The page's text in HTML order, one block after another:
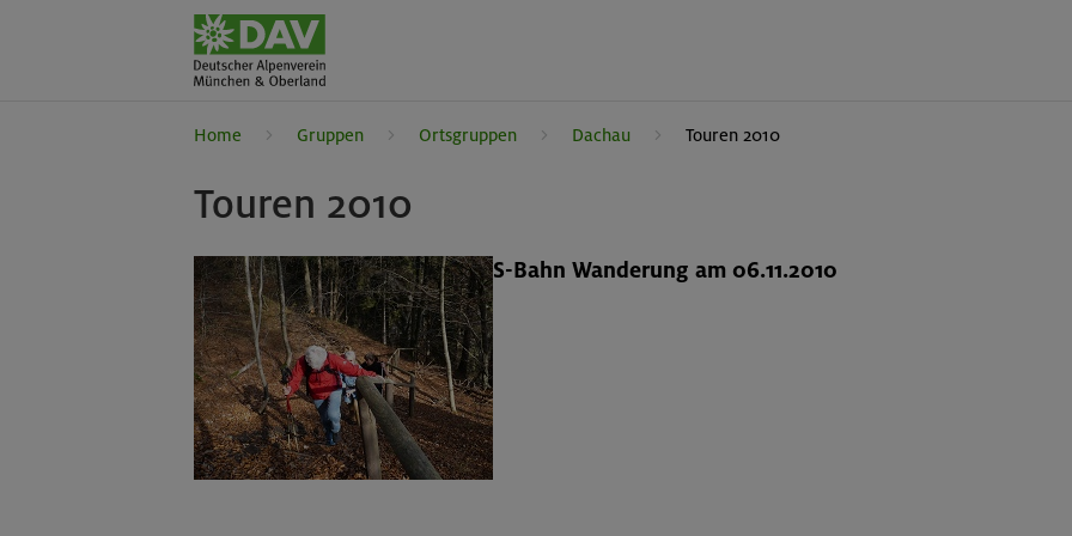
Home Gruppen Ortsgruppen Dachau Touren 2010
Touren 2010
S-Bahn Wanderung am 06.11.2010